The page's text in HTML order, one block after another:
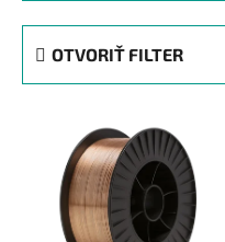
d
OTVORIŤ FILTER